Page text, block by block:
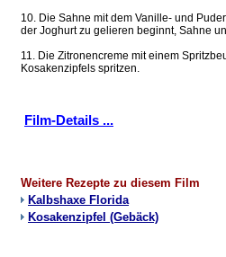
10. Die Sahne mit dem Vanille- und
der Joghurt zu gelieren beginnt, Sahne
11. Die Zitronencreme mit einem
Kosakenzipfels spritzen.
Film-Details ...
Weitere Rezepte zu diesem Film
Kalbshaxe Florida
Kosakenzipfel (Gebäck)